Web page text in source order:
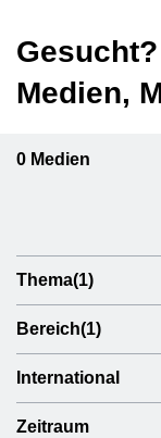
Medien,
0 Medien
Thema(1)
Bereich(1)
International
Zeitraum